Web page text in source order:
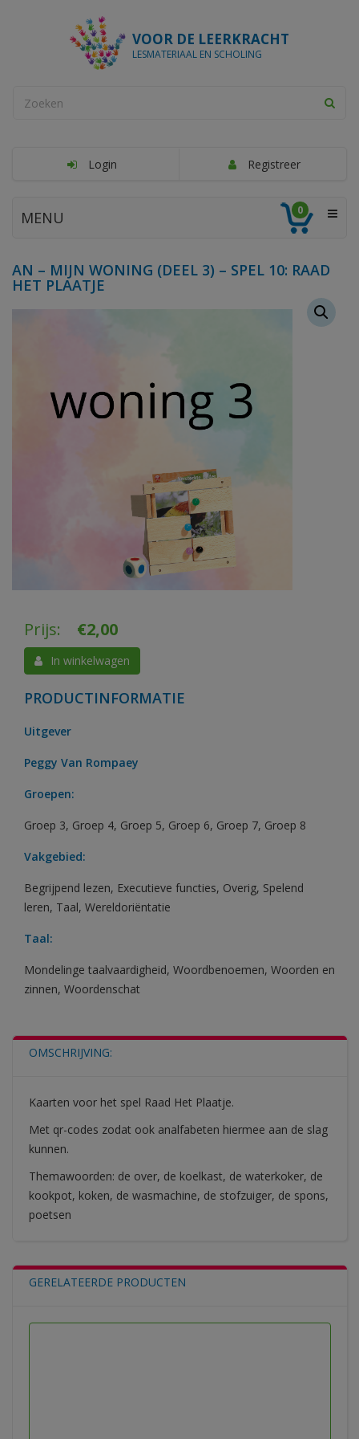
VOOR DE LEERKRACHT
LESMATERIAAL EN SCHOLING
Login Registreer
MENU 0
AN – MIJN WONING (DEEL 3) – SPEL 10: RAAD
HET PLAATJE
Prijs: €2,00
In winkelwagen
PRODUCTINFORMATIE
Uitgever
Peggy Van Rompaey
Groepen:
Groep 3, Groep 4, Groep 5, Groep 6, Groep 7, Groep 8
Vakgebied:
Begrijpend lezen, Executieve functies, Overig, Spelend
leren, Taal, Wereldoriëntatie
Taal:
Mondelinge taalvaardigheid, Woordbenoemen, Woorden en
zinnen, Woordenschat
OMSCHRIJVING:
Kaarten voor het spel Raad Het Plaatje.
Met qr-codes zodat ook analfabeten hiermee aan de slag
kunnen.
Themawoorden: de over, de koelkast, de waterkoker, de
kookpot, koken, de wasmachine, de stofzuiger, de spons,
poetsen
GERELATEERDE PRODUCTEN